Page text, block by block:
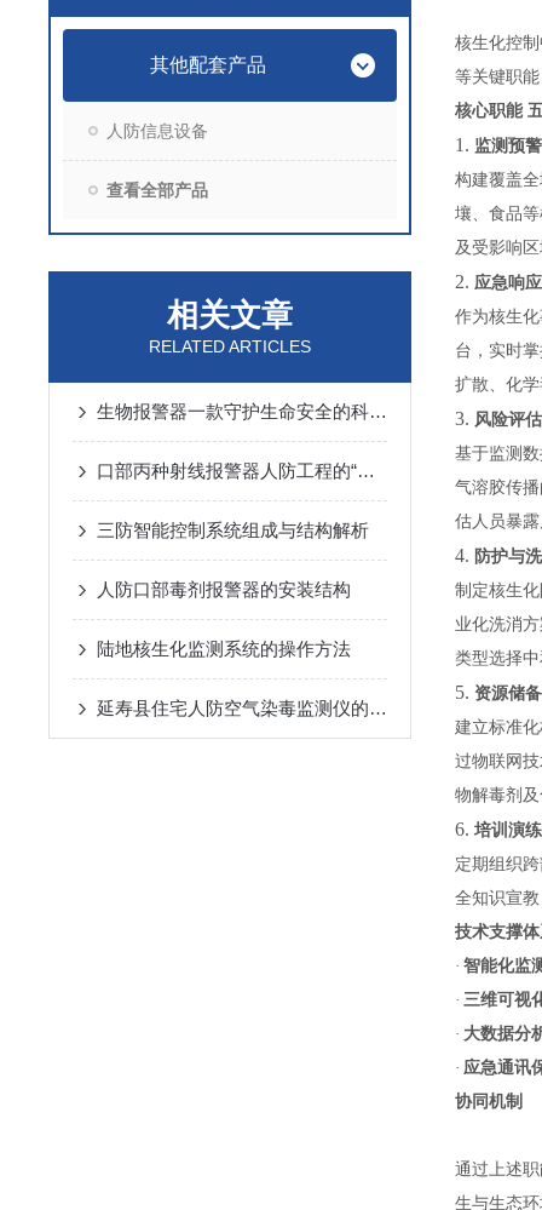
其他配套产品
人防信息设备
查看全部产品
相关文章
RELATED ARTICLES
生物报警器一款守护生命安全的科技哨兵
口部丙种射线报警器人防工程的“核生化”哨兵
三防智能控制系统组成与结构解析
人防口部毒剂报警器的安装结构
陆地核生化监测系统的操作方法
延寿县住宅人防空气染毒监测仪的质量检测方法
核生化控
等关键职
核心职能
1. 监测预
构建覆盖
壤、食品
及受影响
2. 应急响
作为核生
台，实时
扩散、化
3. 风险评
基于监测
气溶胶传
估人员暴
4. 防护与
制定核生
业化洗消
类型选择
5. 资源储
建立标准
过物联网
物解毒剂
6. 培训演
定期组织
全知识宣
技术支撑
· 智能化监
· 三维可视
· 大数据分
· 应急通讯
协同机制
通过上述
生与生态